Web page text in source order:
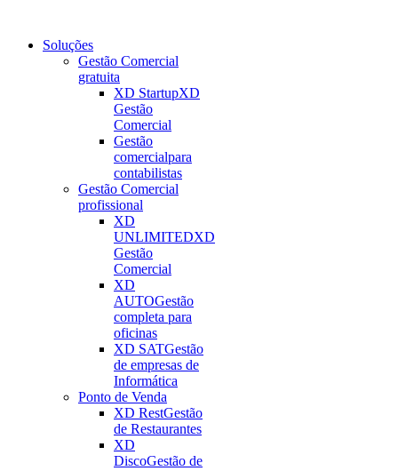
Soluções
Gestão Comercial
gratuita
XD StartupXD
Gestão
Comercial
Gestão
comercialpara
contabilistas
Gestão Comercial
profissional
XD
UNLIMITEDXD
Gestão
Comercial
XD
AUTOGestão
completa para
oficinas
XD SATGestão
de empresas de
Informática
Ponto de Venda
XD RestGestão
de Restaurantes
XD
DiscoGestão de